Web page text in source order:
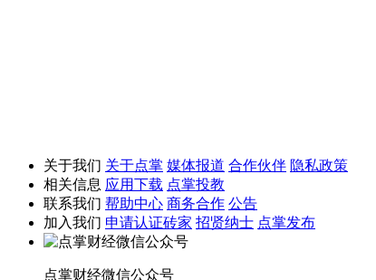
关于我们 关于点掌 媒体报道 合作伙伴 隐私政策
相关信息 应用下载 点掌投教
联系我们 帮助中心 商务合作 公告
加入我们 申请认证砖家 招贤纳士 点掌发布
点掌财经微信公众号